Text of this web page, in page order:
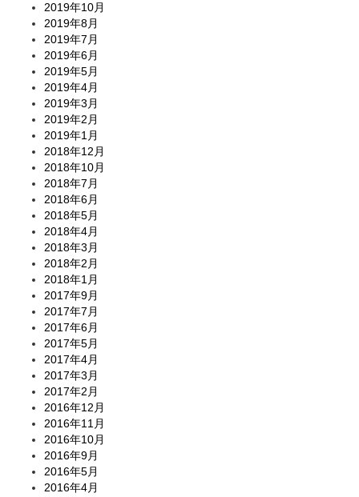
2019年10月
2019年8月
2019年7月
2019年6月
2019年5月
2019年4月
2019年3月
2019年2月
2019年1月
2018年12月
2018年10月
2018年7月
2018年6月
2018年5月
2018年4月
2018年3月
2018年2月
2018年1月
2017年9月
2017年7月
2017年6月
2017年5月
2017年4月
2017年3月
2017年2月
2016年12月
2016年11月
2016年10月
2016年9月
2016年5月
2016年4月